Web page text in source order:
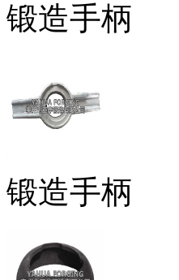
锻造手柄
锻造手柄